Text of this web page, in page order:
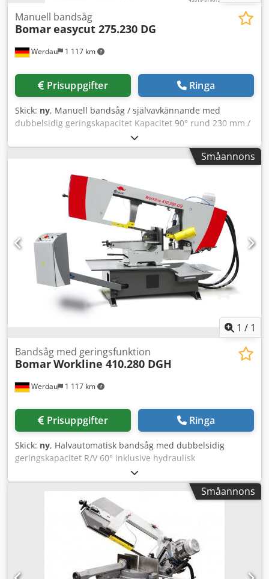
Werdau 1 117 km
Manuell bandsåg
Bomareasycut 275.230 DG
Prisuppgifter Ringa
Skick: ny, Manuell bandsåg / självavkännande med
dubbelsidig geringskapacitet Kapacitet 90° rund 230 mm /
platt 275 x 230 mm / fyrkant 230 mm 45° höger rund 195
mm / platt 190 x 190 mm / fyrkant 190 mm 45° vänster
rund 170 mm / platt 185 x 150 mm / fyrkant 150 mm 60°
höger rund 120 mm / platt 120 x 85 mm / fyrkant 85 mm
Materialstöds-höjd: 760 mm Crsdpfjdx Nf Hex Ahgof
Bandsågsblad: 2720 x 27 x 0,9 mm Skärhastighet: 40/80
m/min Motoreffekt: 1,1/1,5 kW // 400V // 50 Hz Minsta
diameter: 5 mm Mått (L x B x H): 1600 x 1150 x 1477 mm
Vikt: 370 kg - Tilläggsmontering av
minimalsmörjningssystem möjlig mot extra kostnad. -
Passande rullbana och materialstopp finns tillgängliga.
Småannons
1 / 1
Werdau 1 117 km
Bandsåg med geringsfunktion
BomarWorkline 410.280 DGH
Prisuppgifter Ringa
Skick: ny, Halvautomatisk bandsåg med dubbelsidig
geringskapacitet R/V 60° inklusive hydraulisk
bandspänningsindikator Minimalmängdssmörjning kan
eftermonteras Kapacitet 90° runt 280 mm / platt 410 x 280
mm / fyrkantigt 280 mm 45° H höger runt 280 mm / platt
310 x 150 mm / fyrkantigt 270 mm 45° V vänster runt 280
mm / platt 330 x 100 mm / fyrkantigt 280 mm 60° H höger
runt 210 mm / platt 205 x 100 mm / fyrkantigt 190 mm 60°
V vänster runt 220 mm / platt 225 x 100 mm / fyrkantigt
210 mm Materialstödhöjd 756 mm Bandsågsdimension
3800x0,9x27 mm Skärhastighet 20–120 m/min Drivkraft 2,2
Småannons